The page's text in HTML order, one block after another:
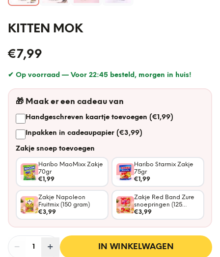
KITTEN MOK
€7,99
✔ Op voorraad — Voor 22:45 besteld, morgen in huis!
🎁 Maak er een cadeau van
Handgeschreven kaartje toevoegen (€1,99)
Inpakken in cadeaupapier (€3,99)
Zakje snoep toevoegen
Haribo MaoMixx Zakje
70gr
€1,99
Haribo Starmix Zakje
75gr
€1,99
Zakje Napoleon
Fruitmix (150 gram)
€3,99
Zakje Red Band Zure
snoepringen (125
gram)
€3,99
− Aantal
1 + IN WINKELWAGEN